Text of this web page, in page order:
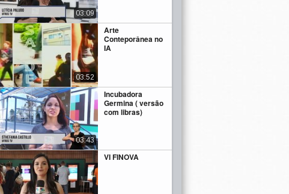
03:09
Arte
Conteporânea no
IA
03:52
Incubadora
Germina ( versão
com libras)
03:43
VI FINOVA